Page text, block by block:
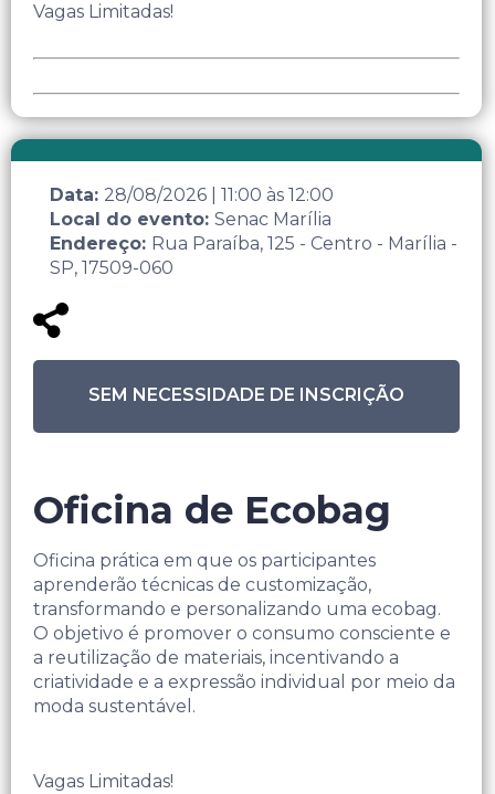
Vagas Limitadas!
Data: 28/08/2026 11:00 às 12:00
Local do evento: Senac Marília
Endereço: Rua Paraíba, 125 - Centro - Marília -
SP, 17509-060
SEM NECESSIDADE DE INSCRIÇÃO
Oficina de Ecobag
Oficina prática em que os participantes
aprenderão técnicas de customização,
transformando e personalizando uma ecobag.
O objetivo é promover o consumo consciente e
a reutilização de materiais, incentivando a
criatividade e a expressão individual por meio da
moda sustentável.
Vagas Limitadas!